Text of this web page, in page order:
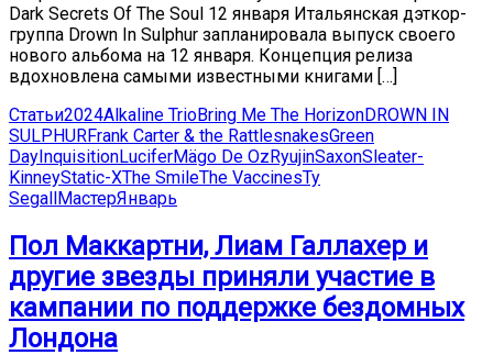
Dark Secrets Of The Soul 12 января Итальянская дэткор-
группа Drown In Sulphur запланировала выпуск своего
нового альбома на 12 января. Концепция релиза
вдохновлена самыми известными книгами […]
Статьи2024Alkaline TrioBring Me The HorizonDROWN IN
SULPHURFrank Carter & the RattlesnakesGreen
DayInquisitionLuciferMägo De OzRyujinSaxonSleater-
KinneyStatic-XThe SmileThe VaccinesTy
SegallМастерЯнварь
Пол Маккартни, Лиам Галлахер и
другие звезды приняли участие в
кампании по поддержке бездомных
Лондона